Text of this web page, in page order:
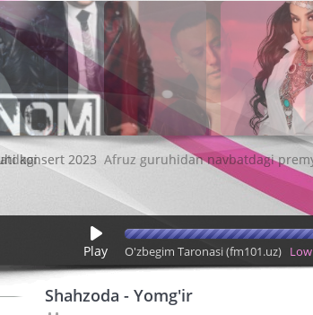
konsert 2023
Play Low
O'zbegim Taronasi (fm101.uz)
Shahzoda - Yomg'ir